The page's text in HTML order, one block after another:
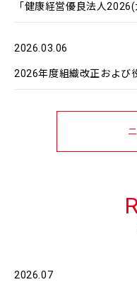
「健康経営優良法人
2026.03.06
2026年度組織改正および
2026.07